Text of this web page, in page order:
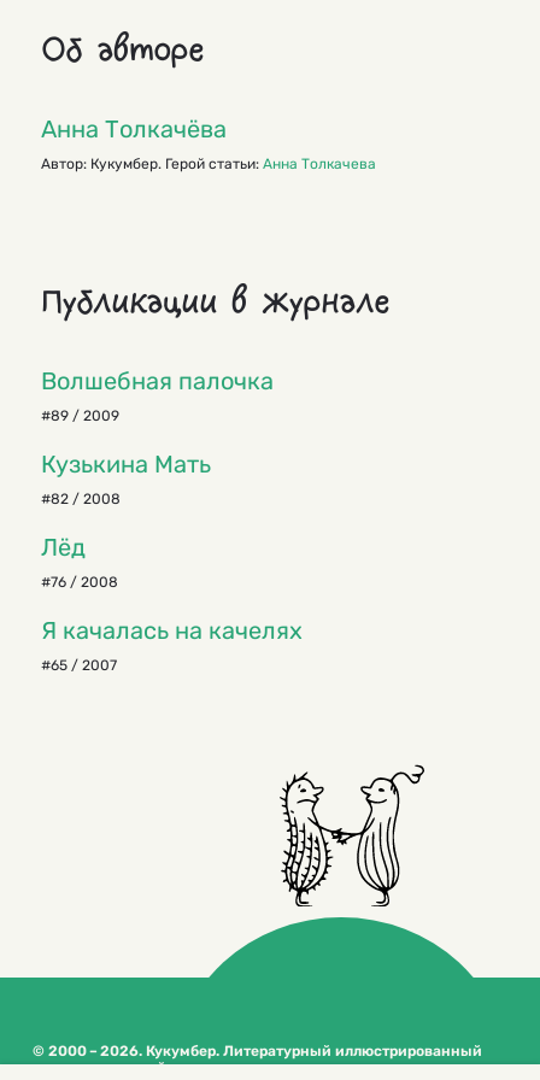
Об авторе
Анна Толкачёва
Автор: Кукумбер. Герой статьи: Анна Толкачева
Публикации в журнале
Волшебная палочка
#89 / 2009
Кузькина Мать
#82 / 2008
Лёд
#76 / 2008
Я качалась на качелях
#65 / 2007
© 2000 – 2026. Кукумбер. Литературный иллюстрированный
журнал для детей